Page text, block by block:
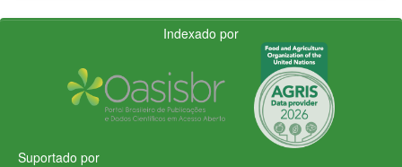
Indexado por
Suportado por